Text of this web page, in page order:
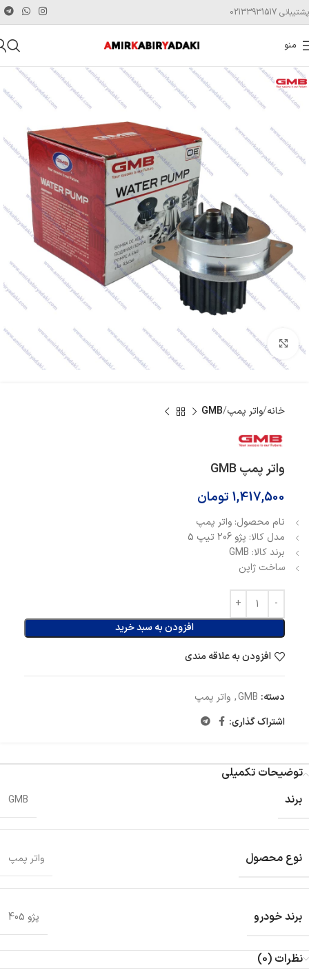
پشتیبانی 02133931517
منو
بزرگنمایی تصویر
خانه واتر پمپ GMB
واتر پمپ GMB
1,417,500 تومان
نام محصول: واتر پمپ
مدل کالا: پژو 206 تیپ 5
برند کالا: GMB
ساخت ژاپن
افزودن به سبد خرید
افزودن به علاقه مندی
دسته: GMB
, واتر پمپ
اشتراک گذاری:
توضیحات تکمیلی
برند
GMB
نوع محصول واتر پمپ
برند خودرو پژو 405
نظرات (0)